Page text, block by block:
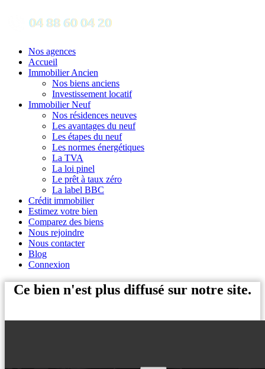
Nos agences
Accueil
Immobilier Ancien
Nos biens anciens
Investissement locatif
Immobilier Neuf
Nos résidences neuves
Les avantages du neuf
Les étapes du neuf
Les normes énergétiques
La TVA
La loi pinel
Le prêt à taux zéro
La label BBC
Crédit immobilier
Estimez votre bien
Comparez des biens
Nous rejoindre
Nous contacter
Blog
Connexion
Ce bien n'est plus diffusé sur notre site.